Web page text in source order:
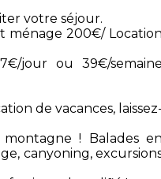
votre séjour.
ménage 200€/
jour ou 39€/
de vacances,
! Balades
canyoning,